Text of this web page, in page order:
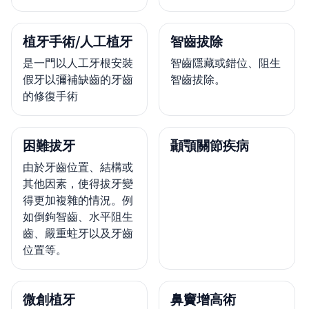
植牙手術/人工植牙
是一門以人工牙根安裝
假牙以彌補缺齒的牙齒
的修復手術
智齒拔除
智齒隱藏或錯位、阻生
智齒拔除。
困難拔牙
由於牙齒位置、結構或
其他因素，使得拔牙變
得更加複雜的情況。例
如倒鉤智齒、水平阻生
齒、嚴重蛀牙以及牙齒
位置等。
顳顎關節疾病
微創植牙 鼻竇增高術